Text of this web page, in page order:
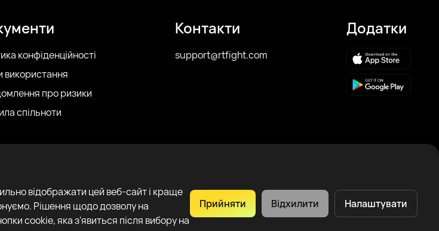
відображати цей веб-сайт і краще
Рішення щодо дозволу на
cookie, яка з'явиться після вибору на
Прийняти Відхилити Налаштувати
конфіденційності
використання
про ризики
спільноти
Контакти
support@rtfight.com
Додатки